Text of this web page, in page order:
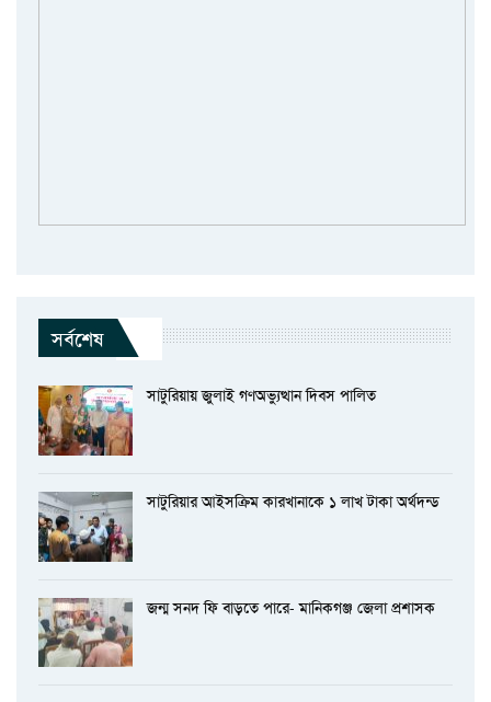
সর্বশেষ
সাটুরিয়ায় জুলাই গণঅভ্যুত্থান দিবস পালিত
সাটুরিয়ার আইসক্রিম কারখানাকে ১ লাখ টাকা অর্থদন্ড
জন্ম সনদ ফি বাড়তে পারে- মানিকগঞ্জ জেলা প্রশাসক